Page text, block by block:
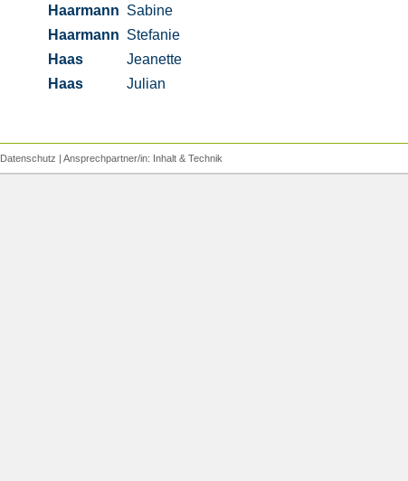
Haarmann Sabine
Haarmann Stefanie
Haas
Jeanette
Haas
Julian
Datenschutz | Ansprechpartner/in: Inhalt& Technik